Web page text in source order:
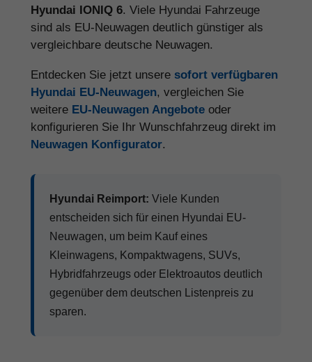
Hyundai IONIQ 6. Viele Hyundai Fahrzeuge
sind als EU-Neuwagen deutlich günstiger als
vergleichbare deutsche Neuwagen.
Entdecken Sie jetzt unsere sofort verfügbaren
Hyundai EU-Neuwagen, vergleichen Sie
weitere EU-Neuwagen Angebote oder
konfigurieren Sie Ihr Wunschfahrzeug direkt im
Neuwagen Konfigurator.
Hyundai Reimport: Viele Kunden
entscheiden sich für einen Hyundai EU-
Neuwagen, um beim Kauf eines
Kleinwagens, Kompaktwagens, SUVs,
Hybridfahrzeugs oder Elektroautos deutlich
gegenüber dem deutschen Listenpreis zu
sparen.